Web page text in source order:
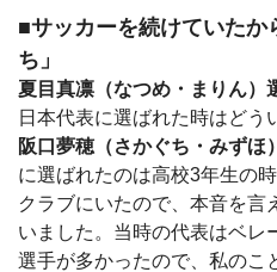
■サッカーを続けていた
ち」
夏目真凛 （なつめ・まりん）
日本代表に選ばれた時はどう
阪口夢穂（さかぐち・みずほ
に選ばれたのは高校3年生の
クラブにいたので、本音を言
いました。当時の代表はベレ
選手が多かったので、私のこ